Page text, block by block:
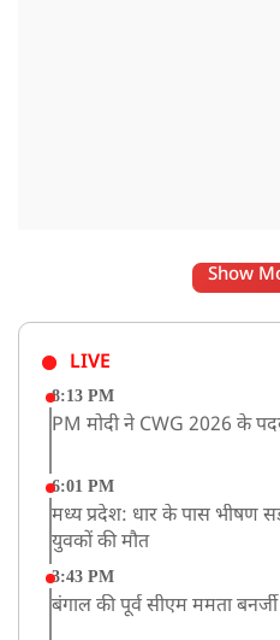
Show
LIVE
8:13 PM
PM मोदी ने CWG 2026 के
6:01 PM
मध्य प्रदेश: धार के पास भीषण
युवकों की मौत
3:43 PM
बंगाल की पूर्व सीएम ममता